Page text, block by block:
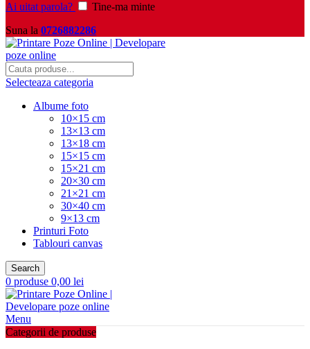
Ai uitat parola?
Tine-ma minte
Suna la 0726882286
Selecteaza categoria
Albume foto
10×15 cm
13×13 cm
13×18 cm
15×15 cm
15×21 cm
20×30 cm
21×21 cm
30×40 cm
9×13 cm
Printuri Foto
Tablouri canvas
Search
0 produse 0,00 lei
Menu
Categorii de produse